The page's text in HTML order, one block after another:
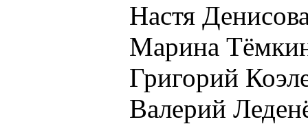
Настя
Марина
Григорий
Валерий